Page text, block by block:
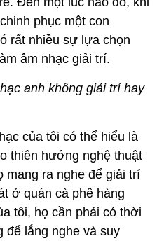
phục một con
rất nhiều sự lựa chọn
âm nhạc giải trí.
anh không giải trí hay
của tôi có thể hiểu là
thiên hướng nghệ thuật
mang ra nghe để giải trí
ở quán cà phê hàng
tôi, họ cần phải có thời
để lắng nghe và suy